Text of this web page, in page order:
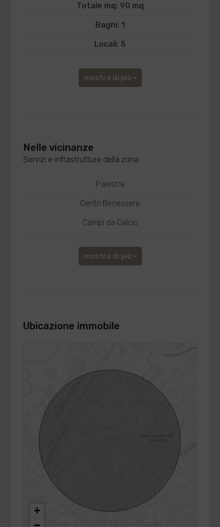
Totale mq: 90 mq
Bagni: 1
Locali: 5
mostra di più
Nelle vicinanze
Servizi e infrastrutture della zona
Palestre
Centri Benessere
Campi da Calcio
mostra di più
Ubicazione immobile
+